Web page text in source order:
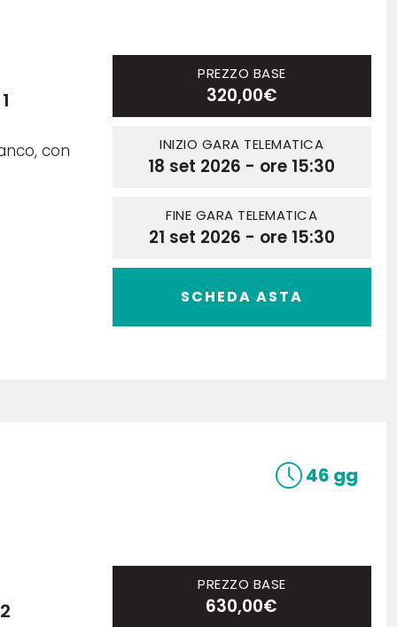
con
PREZZO BASE
320,00€
INIZIO GARA TELEMATICA
18 set 2026 - ore 15:30
FINE GARA TELEMATICA
21 set 2026 - ore 15:30
SCHEDA ASTA
46 gg
PREZZO BASE
630,00€